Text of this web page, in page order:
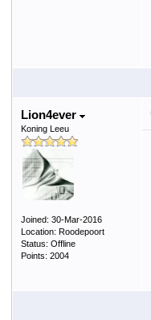
Lion4ever
Koning Leeu
Joined: 30-Mar-2016
Location: Roodepoort
Status: Offline
Points: 2004